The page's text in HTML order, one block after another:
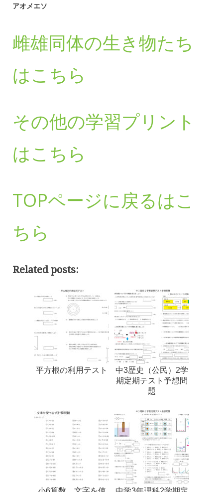
アオメエソ
雌雄同体の生き物たち
はこちら
その他の学習プリント
はこちら
TOPページに戻るはこ
ちら
Related posts:
平方根の利用テスト
中3歴史（公民）2学
期定期テスト予想問
題